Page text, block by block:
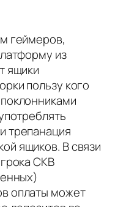
геймеров,
из
ящики
пользу кого
трепанация
ящиков. В связи
СКВ
оплаты может